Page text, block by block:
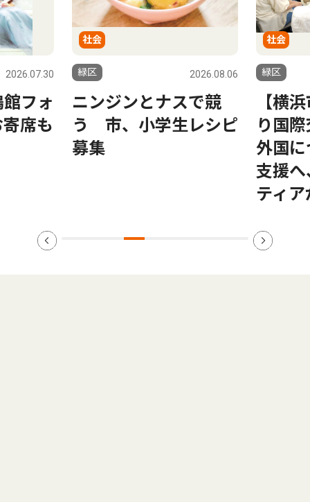
2026.07.30
フォ
席も
社会
緑区 2026.08.06
ニンジンとナスで競
う 市、小学生レシピ
募集
社会
緑区
【横
り国
外国
支援
ティ